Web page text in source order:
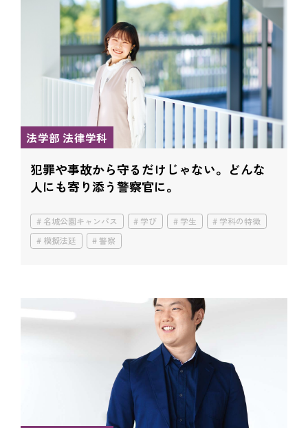
法学部 法律学科
犯罪や事故から守るだけじゃない。 どんな
人にも寄り添う警察官に。
名城公園キャンパス 学び 学生
学科の特徴
模擬法廷
警察